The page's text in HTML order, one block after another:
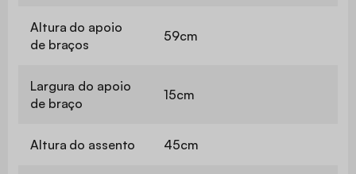
Altura do apoio
de braços
59cm
Largura do apoio
de braço
15cm
Altura do assento 45cm